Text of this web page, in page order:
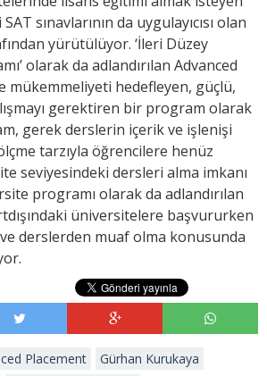
sınavlarının da uygulayıcısı olan
yürütülüyor. ‘İleri Düzey
olarak da adlandırılan Advanced
mükemmeliyeti hedefleyen, güçlü,
gerektiren bir program olarak
gerek derslerin içerik ve işlenişi
tarzıyla öğrencilere henüz
seviyesindeki dersleri alma imkanı
programı olarak da adlandırılan
üniversitelere başvururken
derslerden muaf olma konusunda
Placement
Gürhan Kurukaya